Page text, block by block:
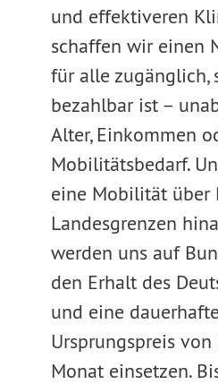
und effektiveren
schaffen wir einen
für alle zugänglich,
bezahlbar ist –
Alter, Einkommen
Mobilitätsbedarf.
eine Mobilität über
Landesgrenzen
werden uns auf
den Erhalt des
und eine
Ursprungspreis
Monat einsetzen.